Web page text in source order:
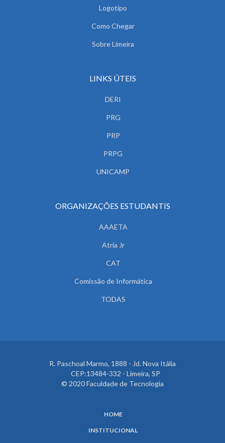
Logotipo
Como Chegar
Sobre Limeira
LINKS ÚTEIS
DERI
PRG
PRP
PRPG
UNICAMP
ORGANIZAÇÕES ESTUDANTIS
AAAETA
Atria Jr
CAT
Comissão de Informática
TODAS
R. Paschoal Marmo, 1888 - Jd. Nova Itália
CEP:13484-332 - Limeira, SP
© 2020 Faculdade de Tecnologia
HOME
INSTITUCIONAL